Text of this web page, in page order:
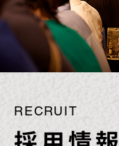
RECRUIT